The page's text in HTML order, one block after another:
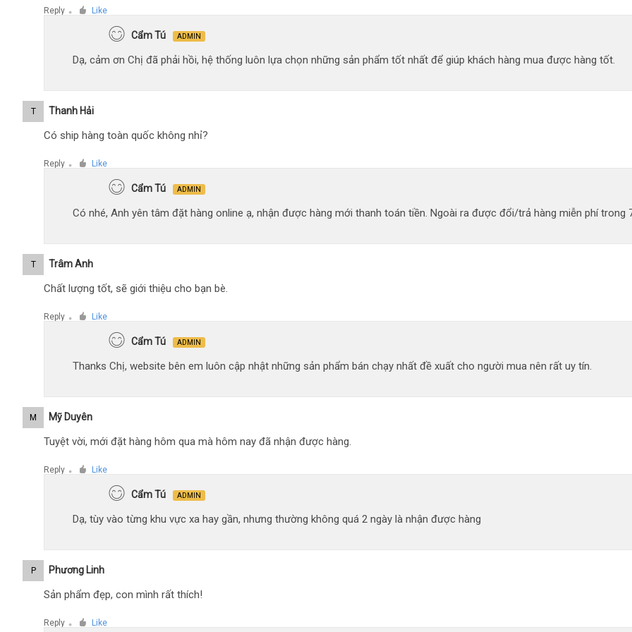
Reply ● Like
Cẩm Tú ADMIN
Dạ, cảm ơn Chị đã phải hồi, hệ thống luôn lựa chọn những sản phẩm tốt nhất để giúp khách hàng mua được hàng tốt.
T Thanh Hải
Có ship hàng toàn quốc không nhỉ?
Reply ● Like
Cẩm Tú ADMIN
Có nhé, Anh yên tâm đặt hàng online ạ, nhận được hàng mới thanh toán tiền. Ngoài ra được đổi/trả hàng miễn phí trong
T Trâm Anh
Chất lượng tốt, sẽ giới thiệu cho bạn bè.
Reply ● Like
Cẩm Tú ADMIN
Thanks Chị, website bên em luôn cập nhật những sản phẩm bán chạy nhất đề xuất cho người mua nên rất uy tín.
M Mỹ Duyên
Tuyệt vời, mới đặt hàng hôm qua mà hôm nay đã nhận được hàng.
Reply ● Like
Cẩm Tú ADMIN
Dạ, tùy vào từng khu vực xa hay gần, nhưng thường không quá 2 ngày là nhận được hàng
P Phương Linh
Sản phẩm đẹp, con mình rất thích!
Reply ● Like